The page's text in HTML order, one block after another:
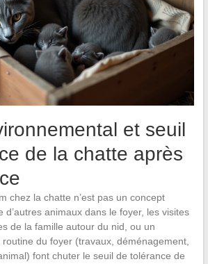
et seuil
de la chatte après
chez la chatte n’est pas un concept
d’autres animaux dans le foyer, les visites
de la famille autour du nid, ou un
du foyer (travaux, déménagement,
font chuter le seuil de tolérance de